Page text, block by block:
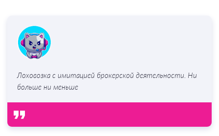
Лоховозка с имитацией брокерской деятельности. Ни
больше ни меньше